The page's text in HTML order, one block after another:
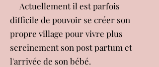
Actuellement il est parfois
difficile de pouvoir se créer son
propre village pour vivre plus
sereinement son post partum et
l'arrivée de son bébé.